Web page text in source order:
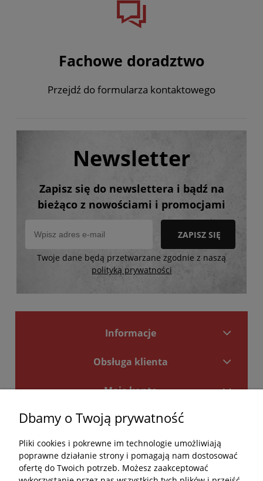
Fachowe doradztwo
Przejdź do formularza kontaktowego
Newsletter
Zapisz się do newslettera i bądź na
bieżąco z nowościami i promocjami
ZAPISZ SIĘ
Twoje dane będą przetwarzane zgodnie z naszą
polityką prywatności
Informacje
Obsługa klienta
Moje konto
Płatności i dostawa
Kontakt
Dbamy o Twoją prywatność
Pliki cookies i pokrewne im technologie umożliwiają
poprawne działanie strony i pomagają nam dostosować
ofertę do Twoich potrzeb. Możesz zaakceptować